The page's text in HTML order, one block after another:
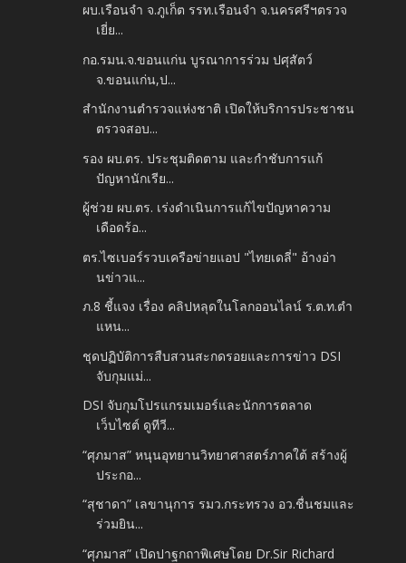
ผบ.เรือนจำ จ.ภูเก็ต รรท.เรือนจำ จ.นครศรีฯตรวจ
เยี่ย...
กอ.รมน.จ.ขอนแก่น บูรณาการร่วม ปศุสัตว์
จ.ขอนแก่น,ป...
สำนักงานตำรวจแห่งชาติ เปิดให้บริการประชาชน
ตรวจสอบ...
รอง ผบ.ตร. ประชุมติดตาม และกำชับการแก้
ปัญหานักเรีย...
ผู้ช่วย ผบ.ตร. เร่งดำเนินการแก้ไขปัญหาความ
เดือดร้อ...
ตร.ไซเบอร์รวบเครือข่ายแอป "ไทยเดลี่" อ้างอ่า
นข่าวแ...
ภ.8 ชี้แจง เรื่อง คลิปหลุดในโลกออนไลน์ ร.ต.ท.ตำ
แหน...
ชุดปฏิบัติการสืบสวนสะกดรอยและการข่าว DSI
จับกุมแม่...
DSI จับกุมโปรแกรมเมอร์และนักการตลาด
เว็บไซต์ ดูทีวี...
“ศุภมาส” หนุนอุทยานวิทยาศาสตร์ภาคใต้ สร้างผู้
ประกอ...
“สุชาดา” เลขานุการ รมว.กระทรวง อว.ชื่นชมและ
ร่วมยิน...
“ศุภมาส” เปิดปาฐกถาพิเศษโดย Dr.Sir Richard